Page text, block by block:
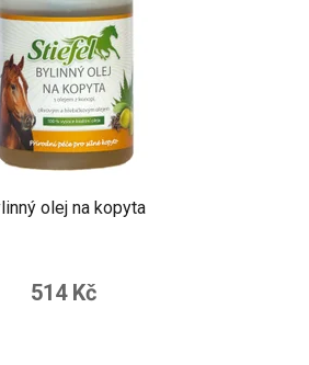
olej na kopyta
514 Kč